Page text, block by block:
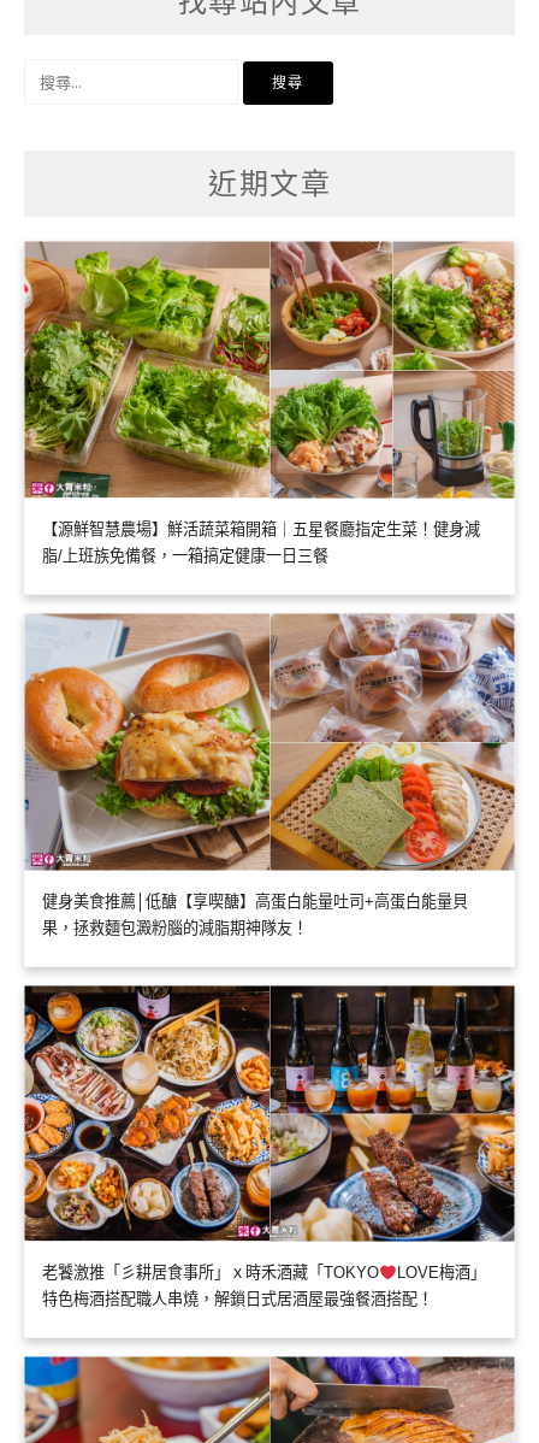
近期文章
【源鮮智慧農場】鮮活蔬菜箱開箱｜五星餐廳指定生菜！健身減
脂/上班族免備餐，一箱搞定健康一日三餐
健身美食推薦│低醣【享喫醣】高蛋白能量吐司+高蛋白能量貝
果，拯救麵包澱粉腦的減脂期神隊友！
老饕激推「彡耕居食事所」ｘ時禾酒藏「TOKYO
LOVE梅酒」
特色梅酒搭配職人串燒，解鎖日式居酒屋最強餐酒搭配！